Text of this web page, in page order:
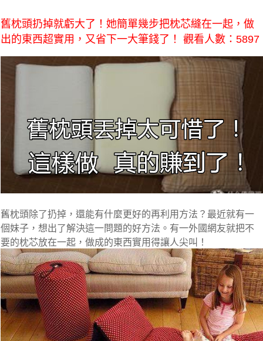
舊枕頭扔掉就虧大了！她簡單幾步把枕芯縫在一起，做
出的東西超實用，又省下一大筆錢了！ 觀看人數：5897
舊枕頭除了扔掉，還能有什麼更好的再利用方法？最近就有一
個妹子，想出了解決這一問題的好方法。有一外國網友就把不
要的枕芯放在一起，做成的東西實用得讓人尖叫！